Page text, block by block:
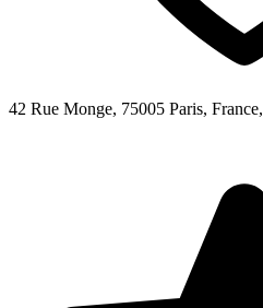
42 Rue Monge, 75005 Paris, France,